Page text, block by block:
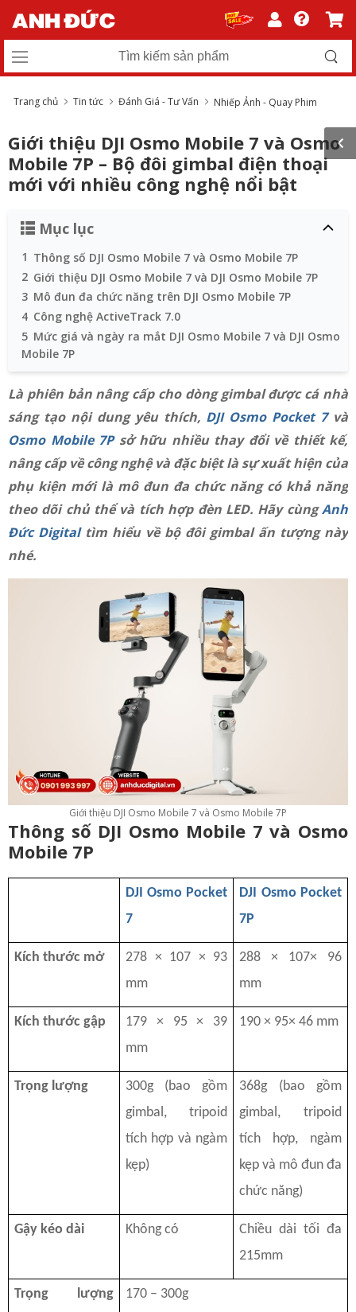
Trang chủ Tin tức Đánh Giá - Tư Vấn Nhiếp Ảnh - Quay Phim
Giới thiệu DJI Osmo Mobile 7 và Osmo
Mobile 7P – Bộ đôi gimbal điện thoại
mới với nhiều công nghệ nổi bật
Mục lục
1 Thông số DJI Osmo Mobile 7 và Osmo Mobile 7P
2 Giới thiệu DJI Osmo Mobile 7 và DJI Osmo Mobile 7P
3 Mô đun đa chức năng trên DJI Osmo Mobile 7P
4 Công nghệ ActiveTrack 7.0
5 Mức giá và ngày ra mắt DJI Osmo Mobile 7 và DJI Osmo
Mobile 7P
Là phiên bản nâng cấp cho dòng gimbal được cá nhà
sáng tạo nội dung yêu thích, DJI Osmo Pocket 7 và
Osmo Mobile 7Psở hữu nhiều thay đổi về thiết kế,
nâng cấp về công nghệ và đặc biệt là sự xuất hiện của
phụ kiện mới là mô đun đa chức năng có khả năng
theo dõi chủ thể và tích hợp đèn LED. Hãy cùngAnh
Đức Digitaltìm hiểu về bộ đôi gimbal ấn tượng này
nhé.
Giới thiệu DJI Osmo Mobile 7 và Osmo Mobile 7P
Thông số DJI Osmo Mobile 7 và Osmo
Mobile 7P
DJI Osmo Pocket
7
DJI Osmo Pocket
7P
Kích thước mở
278 × 107 × 93
mm
288 × 107× 96
mm
Kích thước gập
179 × 95 × 39
mm
190 × 95× 46 mm
Trọng lượng
300g (bao gồm
gimbal, tripoid
tích hợp và ngàm
kẹp)
368g (bao gồm
gimbal, tripoid
tích hợp, ngàm
kẹp và mô đun đa
chức năng)
Gậy kéo dài Không có
Chiều dài tối đa
215mm
Trọng lượng
170 – 300g